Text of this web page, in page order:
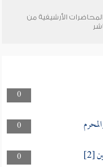
الأرشيفية من
0
0
0
[2]